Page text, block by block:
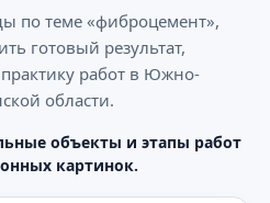
по теме «фиброцемент»,
готовый результат,
работ в Южно-
области.
объекты и этапы работ
картинок.